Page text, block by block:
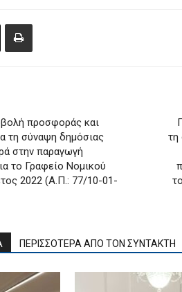
προσφοράς και
τη σύναψη δημόσιας
στην παραγωγή
το Γραφείο Νομικού
2022 (Α.Π.: 77/10-01-
τη
ΠΕΡΙΣΣΟΤΕΡΑ ΑΠΟ ΤΟΝ ΣΥΝΤΑΚΤΗ